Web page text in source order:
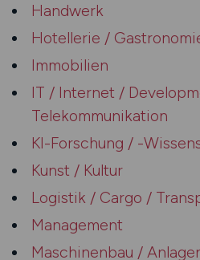
Handwerk
Hotellerie /
Immobilien
IT / Internet /
Telekommunikation
KI-Forschung / -
Kunst / Kultur
Logistik / Cargo /
Management
Maschinenbau /